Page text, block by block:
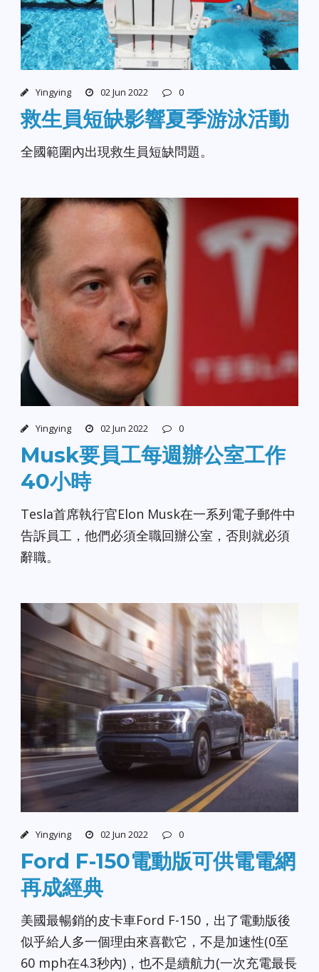
Yingying 02 Jun 2022 0
救生員短缺影響夏季游泳活動
全國範圍內出現救生員短缺問題。
Yingying 02 Jun 2022 0
Musk要員工每週辦公室工作
40小時
Tesla首席執行官Elon Musk在一系列電子郵件中
告訴員工，他們必須全職回辦公室，否則就必須
辭職。
Yingying 02 Jun 2022 0
Ford F-150電動版可供電電網
再成經典
美國最暢銷的皮卡車Ford F-150，出了電動版後
似乎給人多一個理由來喜歡它，不是加速性(0至
60 mph在4.3秒內)，也不是續航力(一次充電最長